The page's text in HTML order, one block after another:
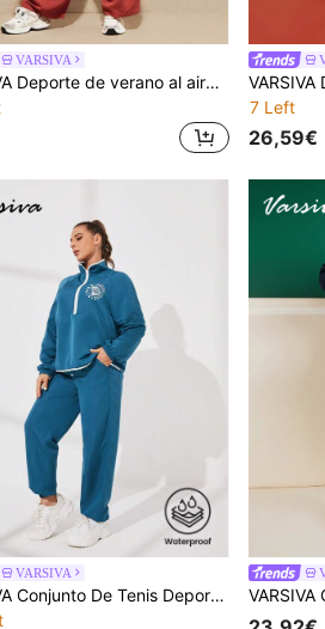
VARSIVA
VARSIVA Deporte de verano al aire libre básico con camiseta
7 Left
26,59€
VARSIVA
VARSIVA Conjunto De Tenis Deportivo Básico Para Exteriores Con Top Y Pantalones Deportivos